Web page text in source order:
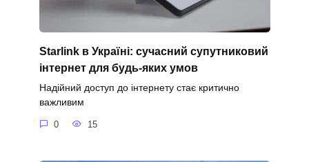
Starlink в Україні: сучасний супутниковий
інтернет для будь-яких умов
Надійний доступ до інтернету стає критично
важливим
0 15